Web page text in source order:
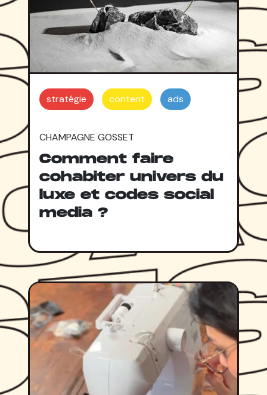
stratégie content ads
CHAMPAGNE GOSSET
Comment faire
cohabiter univers du
luxe et codes social
media ?